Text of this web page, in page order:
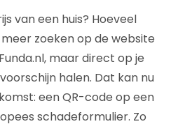
van een huis? Hoeveel
zoeken op de website
maar direct op je
halen. Dat kan nu
een QR-code op een
schadeformulier. Zo